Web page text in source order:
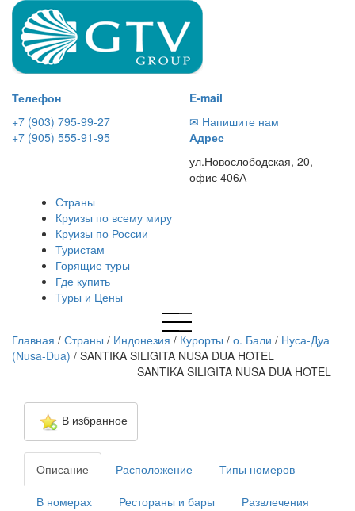
Телефон
+7 (903) 795-99-27
+7 (905) 555-91-95
E-mail
✉ Напишите нам
Адрес
ул.Новослободская, 20,
офис 406А
Страны
Круизы по всему миру
Круизы по России
Туристам
Горящие туры
Где купить
Туры и Цены
Главная / Страны / Индонезия / Курорты / о. Бали / Нуса-Дуа
(Nusa-Dua) / SANTIKA SILIGITA NUSA DUA HOTEL
SANTIKA SILIGITA NUSA DUA HOTEL
В избранное
Описание Расположение Типы номеров
В номерах Рестораны и бары Развлечения